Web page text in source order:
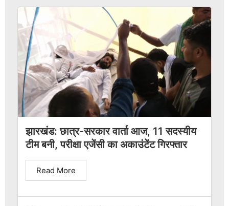
झारखंड: छात्र-सरकार वार्ता आज, 11 सदस्यीय
टीम बनी, परीक्षा एजेंसी का अकाउंटेंट गिरफ्तार
Read More